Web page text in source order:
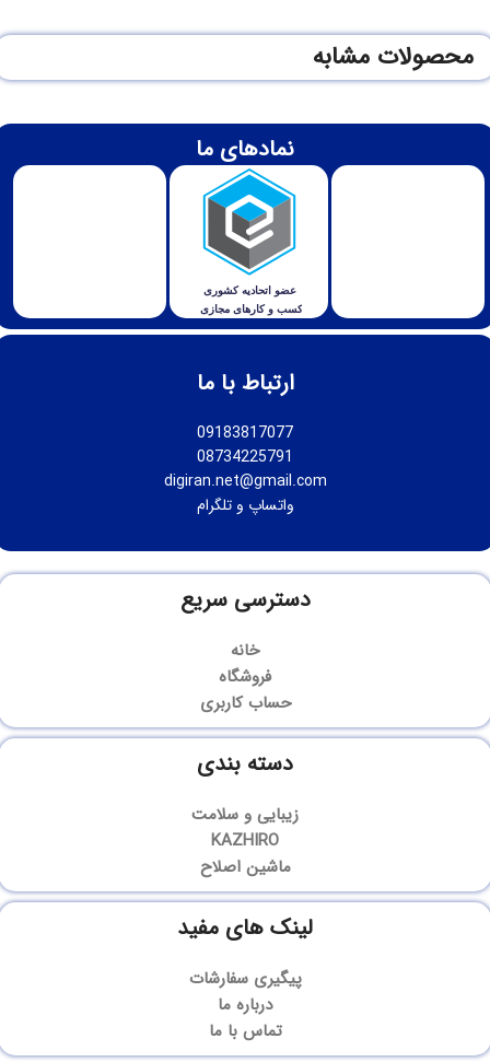
محصولات مشابه
ارتباط با ما
09183817077
08734225791
digiran.net@gmail.com
واتساپ وتلگرام
نمادهای ما
دسترسی سریع
خانه
فروشگاه
حساب کاربری
دسته بندی
زیبایی و سلامت
KAZHIRO
ماشین اصلاح
لینک های مفید
پیگیری سفارشات
درباره ما
تماس با ما